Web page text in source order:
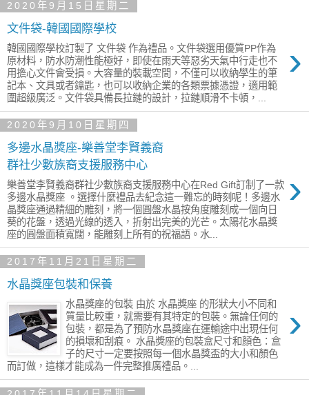
2020年9月15日星期二
文件袋-韓國國際學校
›
韓國國際學校訂製了 文件袋 作為禮品。文件袋選用優質PP作為
原材料，防水防潮性能極好，即使在雨天等惡劣天氣中行走也不
用擔心文件會受損。大容量的裝載空間，不僅可以收納學生的筆
記本、文具或者鑰匙，也可以收納企業的各類票據憑證，適用範
圍超級廣泛。文件袋具備長拉鏈的設計，拉鏈順滑不卡頓，...
2020年9月10日星期四
多邊水晶獎座-樂善堂李賢義裔
群社少數族裔支援服務中心
›
樂善堂李賢義裔群社少數族裔支援服務中心在Red Gift訂制了一款
多邊水晶獎座 。選擇什麼禮品去紀念這一難忘的時刻呢！多邊水
晶獎座通過精細的雕刻，將一個圓盤水晶按角度雕刻成一個向日
葵的花盤，透過光線的透入，折射出完美的光芒。太陽花水晶獎
座的圓盤面積寬闊，能雕刻上所有的祝福語。水...
2017年11月21日星期二
水晶獎座包裝和保養
›
水晶獎座的包裝 由於 水晶獎座 的形狀大小不同和
質量比較重，就需要有其特定的包裝。無論任何的
包裝，都是為了預防水晶獎座在運輸途中出現任何
的損壞和刮痕。 水晶獎座的包裝盒尺寸和顏色：盒
子的尺寸一定要按照每一個水晶獎盃的大小和顏色
而訂做，這樣才能成為一件完整推廣禮品。...